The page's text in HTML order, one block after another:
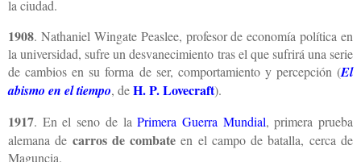
la ciudad.
1908. Nathaniel Wingate Peaslee, profesor de economía política en
la universidad, sufre un desvanecimiento tras el que sufrirá una serie
de cambios en su forma de ser, comportamiento y percepción (El
abismo en el tiempo, deH. P. Lovecraft).
1917. En el seno de laPrimera Guerra Mundial, primera prueba
alemana de carros de combate en el campo de batalla, cerca de
Maguncia.